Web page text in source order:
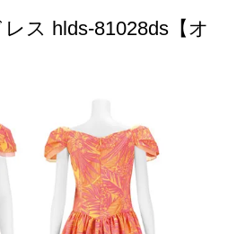
ス hlds-81028ds【オ